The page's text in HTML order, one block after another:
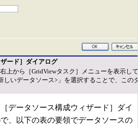
ード］ダイアログ
上から［GridViewタスク］メニューを表示し
しいデータソース>」を選択することで、この
データソース構成ウィザード］ダイ
、以下の表の要領でデータソースの